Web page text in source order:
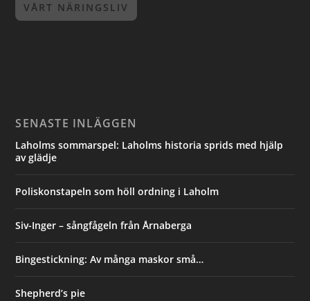
VÅRT NÄRINGSLIV
SENASTE INLÄGGEN
Laholms sommarspel: Laholms historia sprids med hjälp
av glädje
Poliskonstapeln som höll ordning i Laholm
Siv-Inger – sångfågeln från Årnaberga
Bingestickning: Av många maskor små…
Shepherd’s pie